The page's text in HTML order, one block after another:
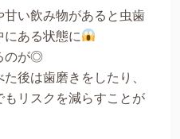
い飲み物があると虫歯
ある状態に
のが◎
後は歯磨きをしたり、
もリスクを減らすことが